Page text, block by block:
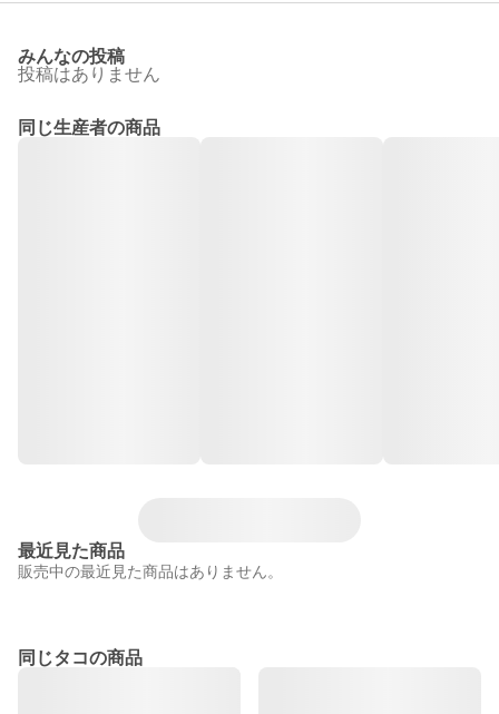
みんなの投稿
投稿はありません
同じ生産者の商品
最近見た商品
販売中の最近見た商品はありません。
同じタコの商品